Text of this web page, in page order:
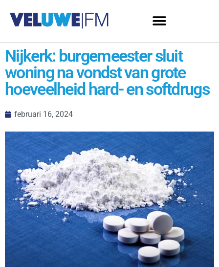
Nijkerk: burgemeester sluit
woning na vondst van grote
hoeveelheid hard- en softdrugs
februari 16, 2024